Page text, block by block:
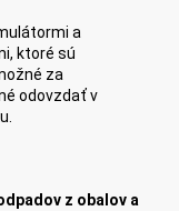
a
ktoré sú
za
odovzdať v
z obalov a